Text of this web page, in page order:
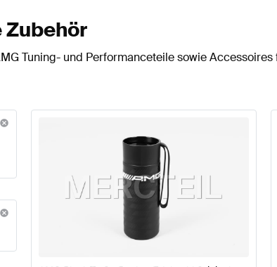
Zubehör
Tuning- und Performanceteile sowie
A-Klasse W177 Modellpflege Zubehör AMG A-